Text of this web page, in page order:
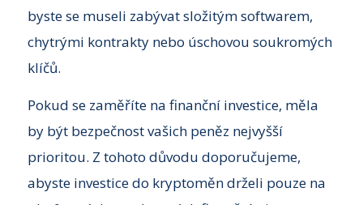
byste se museli zabývat složitým softwarem,
chytrými kontrakty nebo úschovou soukromých
klíčů.
Pokud se zaměříte na finanční investice, měla
by být bezpečnost vašich peněz nejvyšší
prioritou. Z tohoto důvodu doporučujeme,
abyste investice do kryptoměn drželi pouze na